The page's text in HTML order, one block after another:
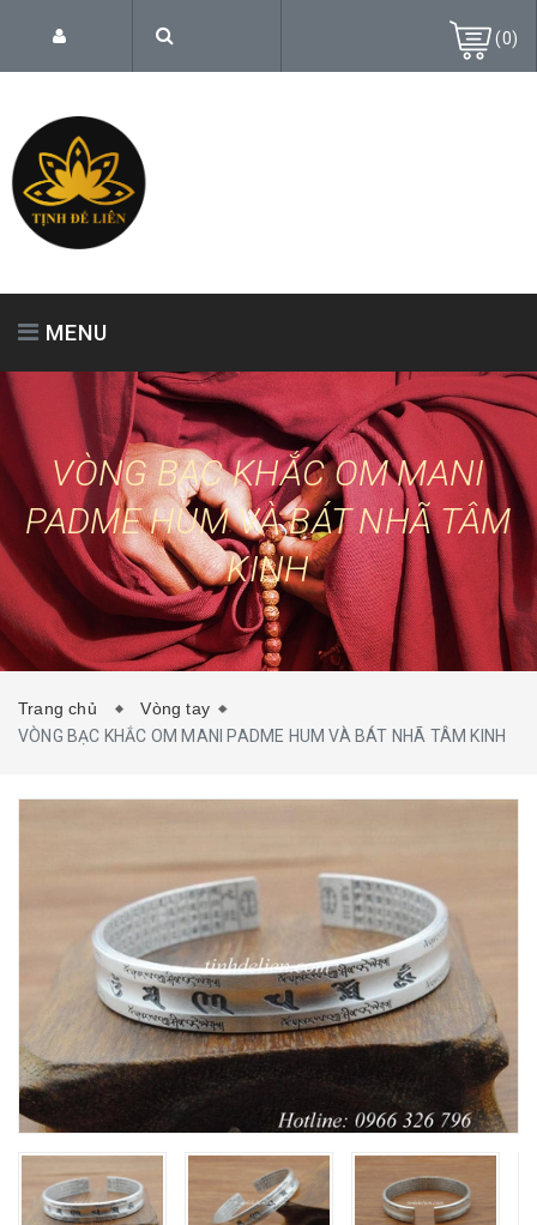
(0)
MENU
TRANG CHỦ GIỚI THIỆU SẢN PHẨM
TIN TỨC LIÊN HỆ
VÒNG BẠC KHẮC OM MANI
PADME HUM VÀ BÁT NHÃ TÂM
KINH
Trang chủ
Vòng tay
VÒNG BẠC KHẮC OM MANI PADME HUM VÀ BÁT NHÃ TÂM KINH